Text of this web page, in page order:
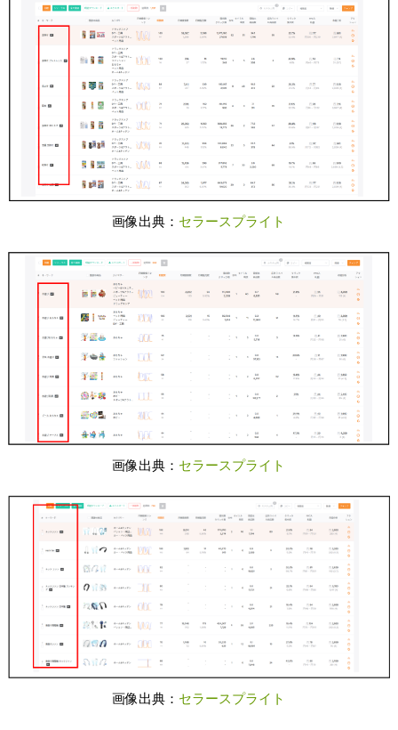
画像出典： セラースプライト
画像出典： セラースプライト
画像出典： セラースプライト